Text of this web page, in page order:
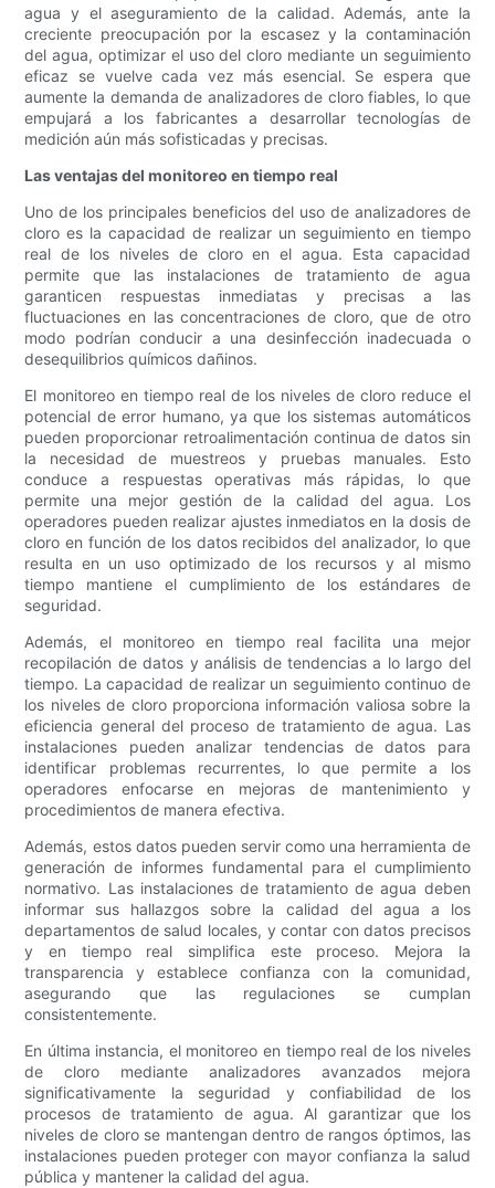
agua y el aseguramiento de la calidad. Además, ante la
creciente preocupación por la escasez y la contaminación
del agua, optimizar el uso del cloro mediante un seguimiento
eficaz se vuelve cada vez más esencial. Se espera que
aumente la demanda de analizadores de cloro fiables, lo que
empujará a los fabricantes a desarrollar tecnologías de
medición aún más sofisticadas y precisas.
Las ventajas del monitoreo en tiempo real
Uno de los principales beneficios del uso de analizadores de
cloro es la capacidad de realizar un seguimiento en tiempo
real de los niveles de cloro en el agua. Esta capacidad
permite que las instalaciones de tratamiento de agua
garanticen respuestas inmediatas y precisas a las
fluctuaciones en las concentraciones de cloro, que de otro
modo podrían conducir a una desinfección inadecuada o
desequilibrios químicos dañinos.
El monitoreo en tiempo real de los niveles de cloro reduce el
potencial de error humano, ya que los sistemas automáticos
pueden proporcionar retroalimentación continua de datos sin
la necesidad de muestreos y pruebas manuales. Esto
conduce a respuestas operativas más rápidas, lo que
permite una mejor gestión de la calidad del agua. Los
operadores pueden realizar ajustes inmediatos en la dosis de
cloro en función de los datos recibidos del analizador, lo que
resulta en un uso optimizado de los recursos y al mismo
tiempo mantiene el cumplimiento de los estándares de
seguridad.
Además, el monitoreo en tiempo real facilita una mejor
recopilación de datos y análisis de tendencias a lo largo del
tiempo. La capacidad de realizar un seguimiento continuo de
los niveles de cloro proporciona información valiosa sobre la
eficiencia general del proceso de tratamiento de agua. Las
instalaciones pueden analizar tendencias de datos para
identificar problemas recurrentes, lo que permite a los
operadores enfocarse en mejoras de mantenimiento y
procedimientos de manera efectiva.
Además, estos datos pueden servir como una herramienta de
generación de informes fundamental para el cumplimiento
normativo. Las instalaciones de tratamiento de agua deben
informar sus hallazgos sobre la calidad del agua a los
departamentos de salud locales, y contar con datos precisos
y en tiempo real simplifica este proceso. Mejora la
transparencia y establece confianza con la comunidad,
asegurando que las regulaciones se cumplan
consistentemente.
En última instancia, el monitoreo en tiempo real de los niveles
de cloro mediante analizadores avanzados mejora
significativamente la seguridad y confiabilidad de los
procesos de tratamiento de agua. Al garantizar que los
niveles de cloro se mantengan dentro de rangos óptimos, las
instalaciones pueden proteger con mayor confianza la salud
pública y mantener la calidad del agua.